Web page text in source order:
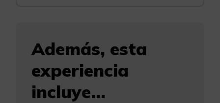
Además, esta
experiencia
incluye...